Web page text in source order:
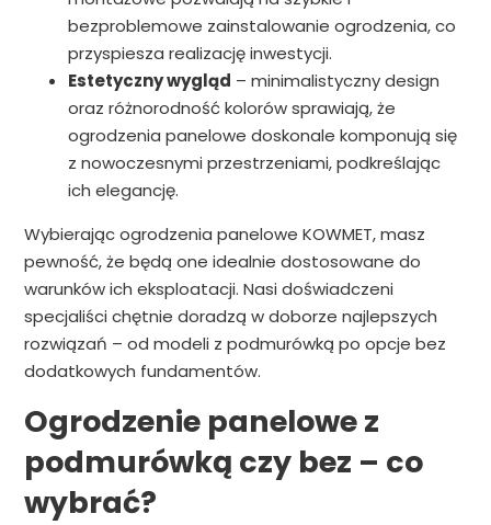
bezproblemowe zainstalowanie ogrodzenia, co
przyspiesza realizację inwestycji.
Estetyczny wygląd – minimalistyczny design
oraz różnorodność kolorów sprawiają, że
ogrodzenia panelowe doskonale komponują się
z nowoczesnymi przestrzeniami, podkreślając
ich elegancję.
Wybierając ogrodzenia panelowe KOWMET, masz
pewność, że będą one idealnie dostosowane do
warunków ich eksploatacji. Nasi doświadczeni
specjaliści chętnie doradzą w doborze najlepszych
rozwiązań – od modeli z podmurówką po opcje bez
dodatkowych fundamentów.
Ogrodzenie panelowe z
podmurówką czy bez – co
wybrać?